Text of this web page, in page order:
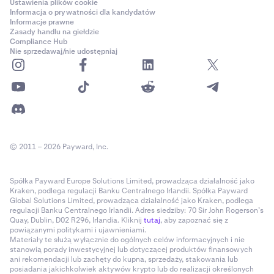
innego regionu, w którym promocje są zabronione;
- Zgadzasz się na Warunki świadczenia usług
Kraken.com;
- Posiadasz ważne konto Kraken Pro;
- Nie jesteś Stroną Powiązaną z Kraken (zgodnie z
definicją poniżej);
- Nie jesteś w inny sposób niekwalifikującym się zgodnie
konsultantem lub przedstawicielem Kraken; (B)
oddziałem, spółką zależną, podmiotem
stowarzyszonym, następcą prawnym Kraken; lub (D)
agencją reklamową, promocyjną lub public relations
którejkolwiek z wyżej wymienionych osób (każda z nich
to „Strona Powiązana z Kraken”).
2. Dyskwalifikacja
Ustawienia plików cookie
Informacja o prywatności dla kandydatów
Informacje prawne
Zasady handlu na giełdzie
Compliance Hub
Nie sprzedawaj/nie udostępniaj
© 2011 – 2026 Payward, Inc.
Spółka Payward Europe Solutions Limited, prowadząca działalność jako
Kraken, podlega regulacji Banku Centralnego Irlandii. Spółka Payward
Global Solutions Limited, prowadząca działalność jako Kraken, podlega
regulacji Banku Centralnego Irlandii. Adres siedziby: 70 Sir John Rogerson’s
Quay, Dublin, D02 R296, Irlandia. Kliknij tutaj, aby zapoznać się z
powiązanymi politykami i ujawnieniami.
Materiały te służą wyłącznie do ogólnych celów informacyjnych i nie
stanowią porady inwestycyjnej lub dotyczącej produktów finansowych
ani rekomendacji lub zachęty do kupna, sprzedaży, stakowania lub
posiadania jakichkolwiek aktywów krypto lub do realizacji określonych